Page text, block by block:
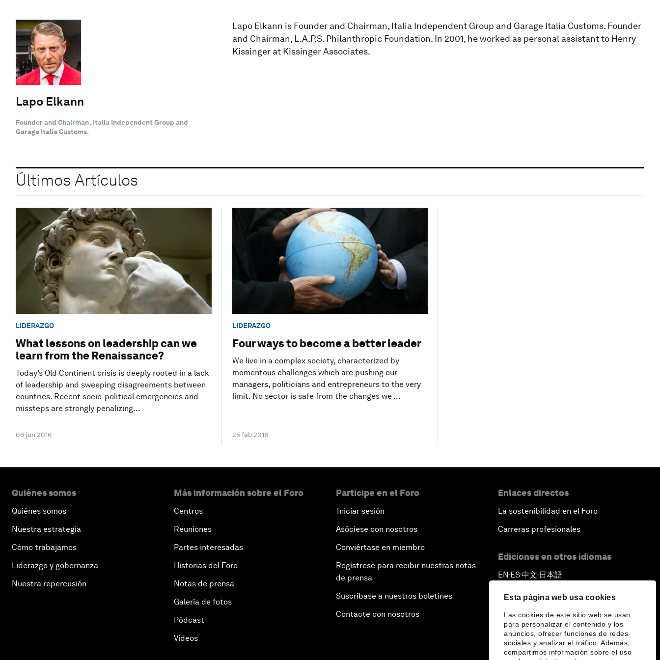
Esta página web usa cookies
Las cookies de este sitio web se usan
para personalizar el contenido y los
anuncios, ofrecer funciones de redes
sociales y analizar el tráfico. Además,
compartimos información sobre el uso
Lapo Elkann
Founder and Chairman , Italia Independent Group and
Garage Italia Customs.
Lapo Elkann is Founder and Chairman, Italia Independent Group and Garage Italia Customs. Founder
and Chairman, L.A.P.S. Philanthropic Foundation. In 2001, he worked as personal assistant to Henry
Kissinger at Kissinger Associates.
Últimos Artículos
LIDERAZGO
What lessons on leadership can we
learn from the Renaissance?
Today’s Old Continent crisis is deeply rooted in a lack
of leadership and sweeping disagreements between
countries. Recent socio-political emergencies and
missteps are strongly penalizing...
06 jun 2016
LIDERAZGO
Four ways to become a better leader
We live in a complex society, characterized by
momentous challenges which are pushing our
managers, politicians and entrepreneurs to the very
limit. No sector is safe from the changes we ...
25 feb 2016
Quiénes somos
Quiénes somos
Nuestra estrategia
Cómo trabajamos
Liderazgo y gobernanza
Nuestra repercusión
Más información sobre el Foro
Centros
Reuniones
Partes interesadas
Historias del Foro
Notas de prensa
Galería de fotos
Pódcast
Vídeos
Participe en el Foro
Iniciar sesión
Asóciese con nosotros
Conviértase en miembro
Regístrese para recibir nuestras notas
de prensa
Suscríbase a nuestros boletines
Contacte con nosotros
Enlaces directos
La sostenibilidad en el Foro
Carreras profesionales
Ediciones en otros idiomas
EN ▪ ES▪中文▪ 日本語